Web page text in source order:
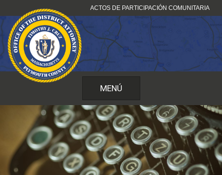
al
contenido
ACTOS DE PARTICIPACIÓN COMUNITARIA
MENÚ